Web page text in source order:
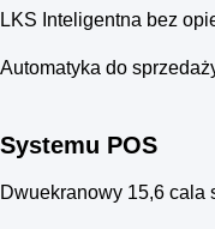
LKS Inteligentna bez
Automatyka do
Systemu POS
Dwuekranowy 15,6 cala